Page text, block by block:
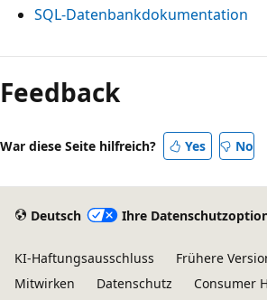
SQL-Datenbankdokumentation
Feedback
War diese Seite hilfreich? Yes No
Deutsch Ihre
KI-Haftungsausschluss Frühere
Mitwirken
Datenschutz Consumer